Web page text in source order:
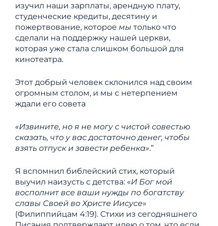
изучил наши зарплаты, арендную плату,
студенческие кредиты, десятину и
пожертвование, котороемытолько что
сделали на поддержку нашей церкви,
которая уже стала слишком большой для
кинотеатра.
Этот добрый человек склонился над своим
огромным столом, и мы с нетерпением
ждали его совета
«Извините, но я не могу с чистой совестью
сказать, что у вас достаточно денег, чтобы
взять отпуск и завести ребенка».”
Я вспомнил библейский стих, который
выучил наизусть с детства: «И Бог мой
восполнит все ваши нужды по богатству
славы Своей во Христе Иисусе»
(Филиппийцам 4:19). Стихи из сегодняшнего